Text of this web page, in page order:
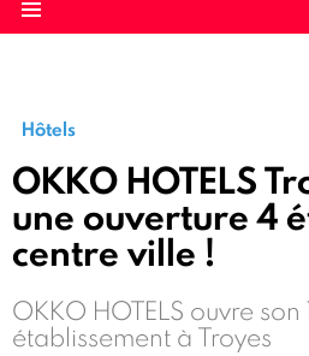
Hôtels
OKKO HOTELS
une ouverture 4
centre ville !
OKKO HOTELS ouvre son
établissement à Troyes